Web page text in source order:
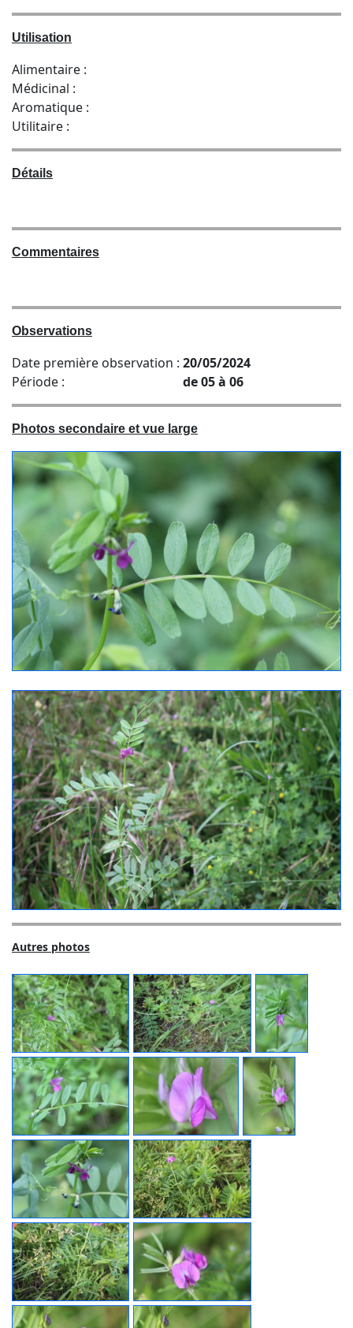
Utilisation
Alimentaire :
Médicinal :
Aromatique :
Utilitaire :
Détails
Commentaires
Observations
Date première observation : 20/05/2024
Période :
de 05 à 06
Photos secondaire et vue large
Autres photos